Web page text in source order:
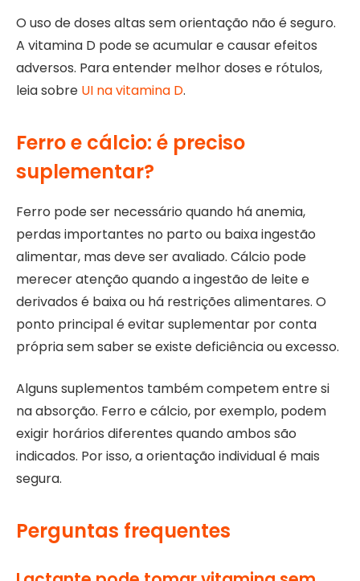
O uso de doses altas sem orientação não é seguro.
A vitamina D pode se acumular e causar efeitos
adversos. Para entender melhor doses e rótulos,
leia sobre UI na vitamina D.
Ferro e cálcio: é preciso
suplementar?
Ferro pode ser necessário quando há anemia,
perdas importantes no parto ou baixa ingestão
alimentar, mas deve ser avaliado. Cálcio pode
merecer atenção quando a ingestão de leite e
derivados é baixa ou há restrições alimentares. O
ponto principal é evitar suplementar por conta
própria sem saber se existe deficiência ou excesso.
Alguns suplementos também competem entre si
na absorção. Ferro e cálcio, por exemplo, podem
exigir horários diferentes quando ambos são
indicados. Por isso, a orientação individual é mais
segura.
Perguntas frequentes